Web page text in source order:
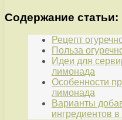
Содержание статьи:
Рецепт
Польза
Идеи для
лимонада
Особенности
лимонада
Варианты
ингредиентов